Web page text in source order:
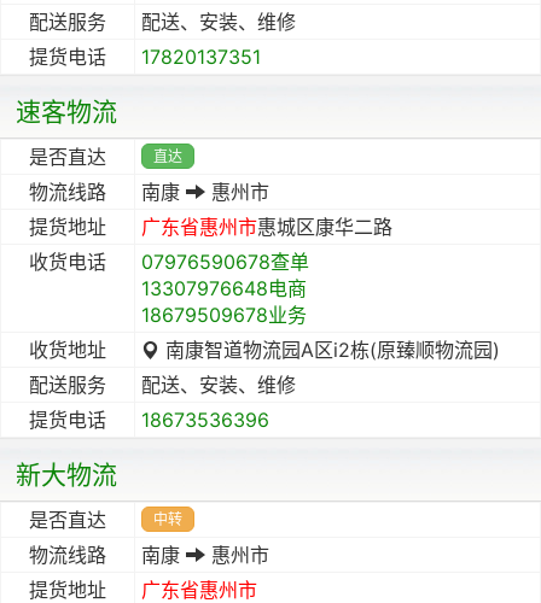
配送服务
配送、安装、维修
提货电话
17820137351
速客物流
是否直达 直达
物流线路 南康
惠州市
提货地址
广东省惠州市惠城区康华二路
收货电话
07976590678查单
13307976648电商
18679509678业务
收货地址
南康智道物流园A区i2栋(原臻顺物流园)
配送服务
配送、安装、维修
提货电话
18673536396
新大物流
是否直达 中转
物流线路 南康
惠州市
提货地址
广东省惠州市